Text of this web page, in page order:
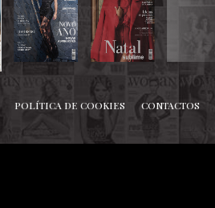
POLÍTICA DE COOKIES CONTACTOS